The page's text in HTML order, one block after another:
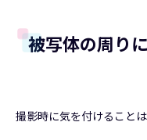
被写体の周り
撮影時に気を付けることは